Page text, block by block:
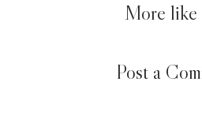
More like
Post a